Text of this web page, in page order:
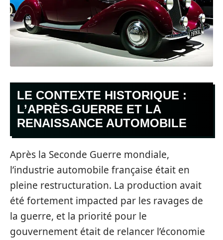
LE CONTEXTE HISTORIQUE :
L’APRÈS-GUERRE ET LA
RENAISSANCE AUTOMOBILE
Après la Seconde Guerre mondiale,
l’industrie automobile française était en
pleine restructuration. La production avait
été fortement impacted par les ravages de
la guerre, et la priorité pour le
gouvernement était de relancer l’économie